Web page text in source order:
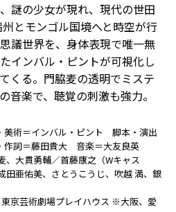
謎の少女が現れ、現代の世田
とモンゴル国境へと時空が行
議世界を、身体表現で唯一無
インバル・ピントが可視化し
くる。門脇麦の透明でミステ
音楽で、聴覚の刺激も強力。
術＝インバル・ピント 脚本・演出
詞＝藤田貴大 音楽＝大友良英
、大貫勇輔／首藤康之（Wキャス
田亜佑美、さとうこうじ、吹越 満、銀
京芸術劇場プレイハウス ※大阪、愛